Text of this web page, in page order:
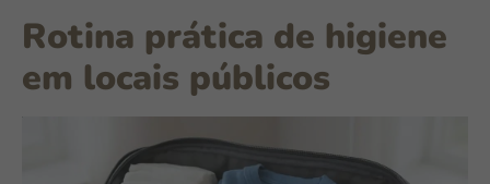
Rotina prática de higiene
em locais públicos